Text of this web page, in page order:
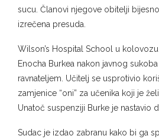
sucu. Članovi njegove obitelji
izrečena presuda.
Wilson’s Hospital School u
Enocha Burkea nakon javnog
ravnateljem. Učitelj se usprotivio
zamjenice “oni” za učenika koji je
Unatoč suspenziji Burke je nastavio
Sudac je izdao zabranu kako bi ga